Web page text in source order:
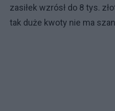
zasiłek wzrósł do 8 tys.
tak duże kwoty nie ma